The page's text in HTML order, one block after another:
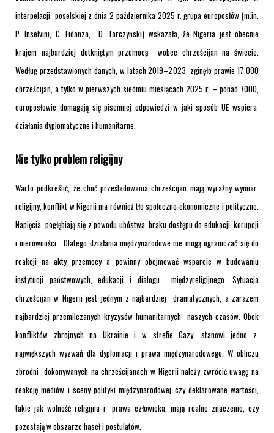
interpelacji poselskiej z dnia 2 października 2025 r. grupa europosłów (m.in.
P. Inselvini, C. Fidanza, D. Tarczyński) wskazała, że Nigeria jest obecnie
krajem najbardziej dotkniętym przemocą wobec chrześcijan na świecie.
Według przedstawionych danych, w latach 2019–2023 zginęło prawie 17 000
chrześcijan, a tylko w pierwszych siedmiu miesiącach 2025 r. – ponad 7000,
europosłowie domagają się pisemnej odpowiedzi w jaki sposób UE wspiera
działania dyplomatyczne i humanitarne.
Nie tylko problem religijny
Warto podkreślić, że choć prześladowania chrześcijan mają wyraźny wymiar
religijny, konflikt w Nigerii ma również tło społeczno-ekonomiczne i polityczne.
Napięcia pogłębiają się z powodu ubóstwa, braku dostępu do edukacji, korupcji
i nierówności. Dlatego działania międzynarodowe nie mogą ograniczać się do
reakcji na akty przemocy a powinny obejmować wsparcie w budowaniu
instytucji państwowych, edukacji i dialogu międzyreligijnego. Sytuacja
chrześcijan w Nigerii jest jednym z najbardziej dramatycznych, a zarazem
najbardziej przemilczanych kryzysów humanitarnych naszych czasów. Obok
konfliktów zbrojnych na Ukrainie i w strefie Gazy, stanowi jedno z
największych wyzwań dla dyplomacji i prawa międzynarodowego. W obliczu
zbrodni dokonywanych na chrześcijanach w Nigerii należy zwrócić uwagę na
reakcję mediów i sceny polityki międzynarodowej czy deklarowane wartości,
takie jak wolność religijna i prawa człowieka, mają realne znaczenie, czy
pozostają w obszarze haseł i postulatów.